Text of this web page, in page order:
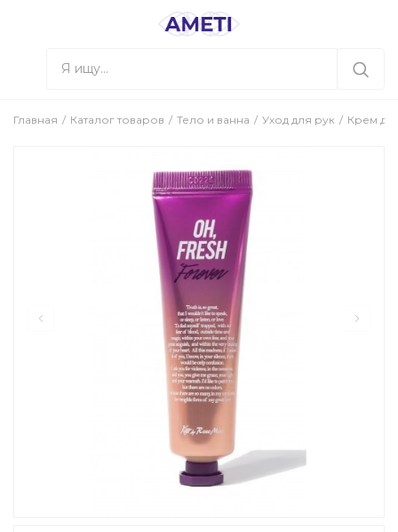
Главная Каталог товаров Тело и ванна Уход для рук Крем